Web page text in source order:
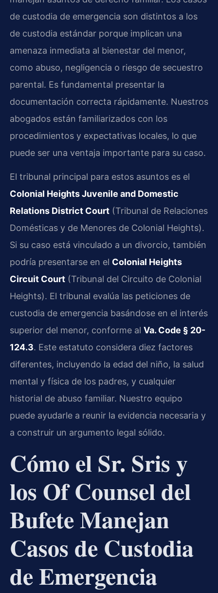
de custodia de emergencia son distintos a los
de custodia estándar porque implican una
amenaza inmediata al bienestar del menor,
como abuso, negligencia o riesgo de secuestro
parental. Es fundamental presentar la
documentación correcta rápidamente. Nuestros
abogados están familiarizados con los
procedimientos y expectativas locales, lo que
puede ser una ventaja importante para su caso.
El tribunal principal para estos asuntos es el
Colonial Heights Juvenile and Domestic
Relations District Court (Tribunal de Relaciones
Domésticas y de Menores de Colonial Heights).
Si su caso está vinculado a un divorcio, también
podría presentarse en el Colonial Heights
Circuit Court (Tribunal del Circuito de Colonial
Heights). El tribunal evalúa las peticiones de
custodia de emergencia basándose en el interés
superior del menor, conforme al Va. Code § 20-
124.3. Este estatuto considera diez factores
diferentes, incluyendo la edad del niño, la salud
mental y física de los padres, y cualquier
historial de abuso familiar. Nuestro equipo
puede ayudarle a reunir la evidencia necesaria y
a construir un argumento legal sólido.
Cómo el Sr. Sris y
los Of Counsel del
Bufete Manejan
Casos de Custodia
de Emergencia